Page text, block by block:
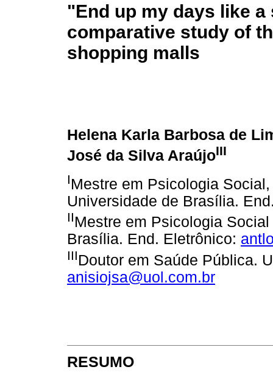
"End up my days like
comparative study of
shopping malls
Helena Karla Barbosa de
José da Silva AraújoIII
IMestre em Psicologia
Universidade de Brasília.
IIMestre em Psicologia
Brasília. End. Eletrônico:
IIIDoutor em Saúde Pública.
anisiojsa@uol.com.br
RESUMO